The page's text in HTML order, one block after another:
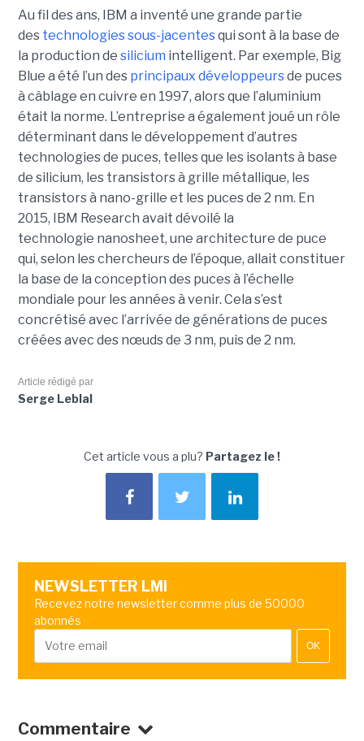
Au fil des ans, IBM a inventé une grande partie
des technologies sous-jacentesqui sont à la base de
la production de silicium intelligent. Par exemple, Big
Blue a été l’un des principaux développeursde puces
à câblage en cuivre en 1997, alors que l’aluminium
était la norme. L’entreprise a également joué un rôle
déterminant dans le développement d’autres
technologies de puces, telles que les isolants à base
de silicium, les transistors à grille métallique, les
transistors à nano-grille et les puces de 2 nm. En
2015, IBM Research avait dévoilé la
technologie nanosheet, une architecture de puce
qui, selon les chercheurs de l’époque, allait constituer
la base de la conception des puces à l’échelle
mondiale pour les années à venir. Cela s’est
concrétisé avec l’arrivée de générations de puces
créées avec des nœuds de 3 nm, puis de 2 nm.
Article rédigé par
Serge Leblal
Cet article vous a plu? Partagez le !
NEWSLETTER LMI
Recevez notre newsletter comme plus de 50000
abonnés
OK
Commentaire